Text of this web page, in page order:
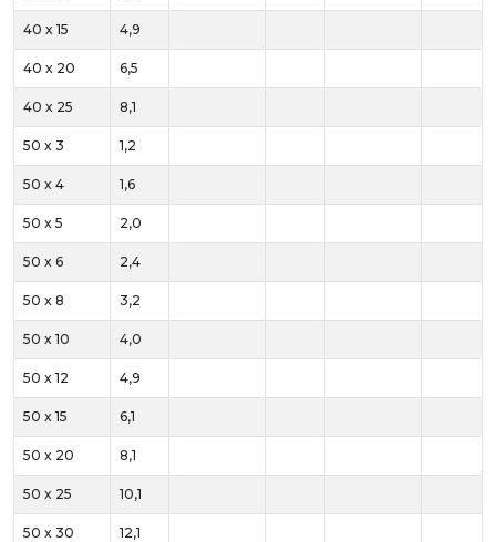
40 x 15 4,9
40 x 20 6,5
40 x 25 8,1
50 x 3 1,2
50 x 4 1,6
50 x 5 2,0
50 x 6 2,4
50 x 8 3,2
50 x 10 4,0
50 x 12 4,9
50 x 15 6,1
50 x 20 8,1
50 x 25 10,1
50 x 30 12,1